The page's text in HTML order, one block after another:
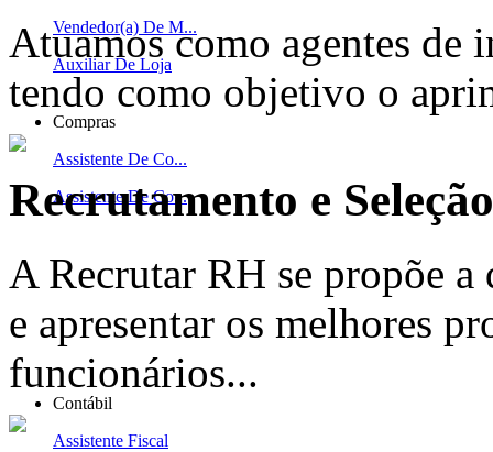
Vendedor(a) De M...
Auxiliar De Loja
Compras
Assistente De Co...
Assistente De Co...
Contábil
Assistente Fiscal
Atuamos como agentes de
tendo como objetivo o
Recrutamento e Seleção
A Recrutar RH se propõe a
e apresentar os melhores
funcionários...